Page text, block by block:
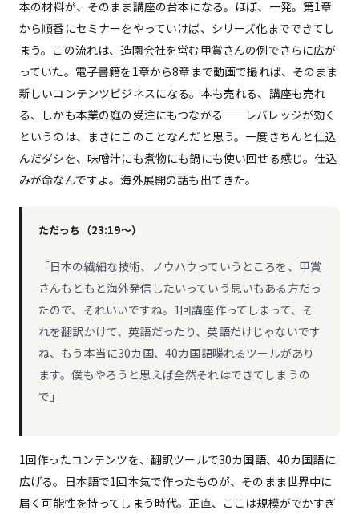
本の材料が、そのまま講座の台本になる。ほぼ、一発。第1章
から順番にセミナーをやっていけば、シリーズ化までできてし
まう。この流れは、造園会社を営む甲賞さんの例でさらに広が
っていた。電子書籍を1章から8章まで動画で撮れば、そのまま
新しいコンテンツビジネスになる。本も売れる、講座も売れ
る、しかも本業の庭の受注にもつながる——レバレッジが効く
というのは、まさにこのことなんだと思う。一度きちんと仕込
んだダシを、味噌汁にも煮物にも鍋にも使い回せる感じ。仕込
みが命なんですよ。海外展開の話も出てきた。
ただっち（23:19〜）
「日本の繊細な技術、ノウハウっていうところを、甲賞
さんもともと海外発信したいっていう思いもある方だっ
たので、それいいですね。1回講座作ってしまって、そ
れを翻訳かけて、英語だったり、英語だけじゃないです
ね、もう本当に30カ国、40カ国語喋れるツールがあり
ます。僕もやろうと思えば全然それはできてしまうの
で」
1回作ったコンテンツを、翻訳ツールで30カ国語、40カ国語に
広げる。日本語で1回本気で作ったものが、そのまま世界中に
届く可能性を持ってしまう時代。正直、ここは規模がでかすぎ